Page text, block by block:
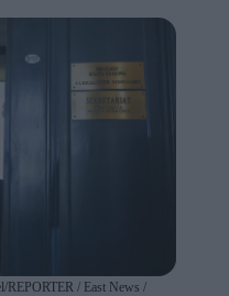
REPORTER / East News /